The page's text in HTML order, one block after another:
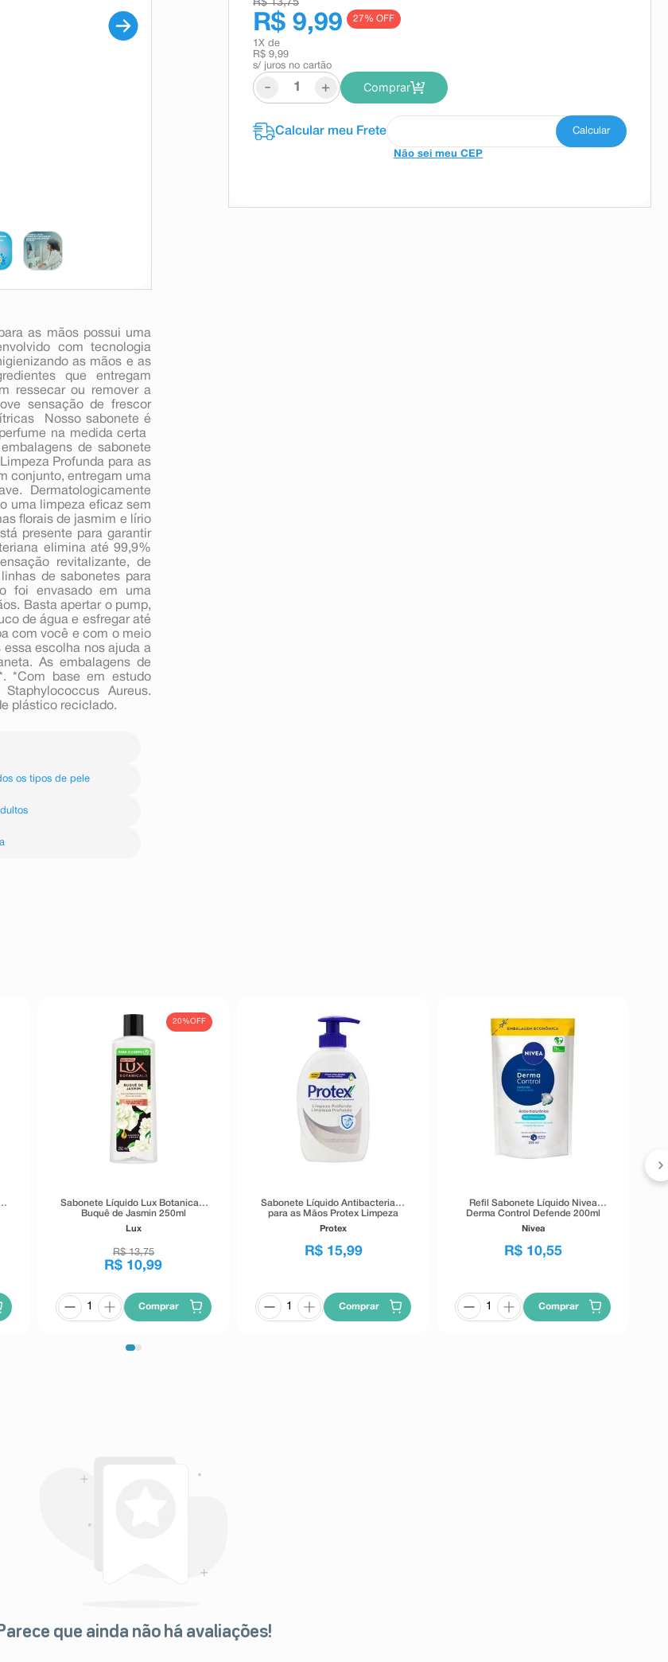
as mãos possui uma
com tecnologia
as mãos e as
que entregam
ressecar ou remover a
sensação de frescor
 Nosso sabonete é
na medida certa 
de sabonete
Profunda para as
conjunto, entregam uma
Dermatologicamente
uma limpeza eficaz sem
florais de jasmim e lírio
presente para garantir
elimina até 99,9%
revitalizante, de
de sabonetes para
foi envasado em uma
Basta apertar o pump,
de água e esfregar até
com você e com o meio
escolha nos ajuda a
As embalagens de
*Com base em estudo
Aureus.
plástico reciclado.
os tipos de pele
R$ 13,75
R$ 9,99 27% OFF
1 X de
R$ 9,99
s/ juros no cartão
- + Comprar
Não sei meu CEP
20%OFF
Sabonete Líquido Lux Botanicals
Buquê de Jasmin 250ml
Lux
R$ 13,75
R$ 10,99
Comprar
Sabonete Líquido Antibacteriano
para as Mãos Protex Limpeza
Profunda 220ml
Protex
R$ 15,99
Comprar
Refil Sabonete Líquido Nivea
Derma Control Defende 200ml
Nivea
R$ 10,55
Comprar
que ainda não há avaliações!